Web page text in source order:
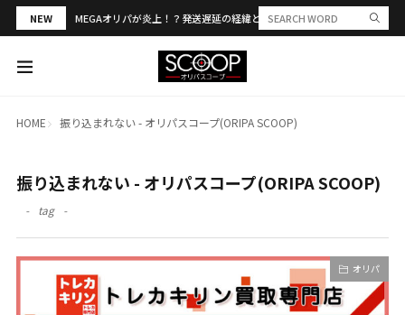
NEW MEGAオリパが炎上！？発送遅延の経緯と評判・当選報告を解説
HOME 振り込まれない - オリパスコープ(ORIPA SCOOP)
振り込まれない - オリパスコープ(ORIPA SCOOP)
tag
オリパ